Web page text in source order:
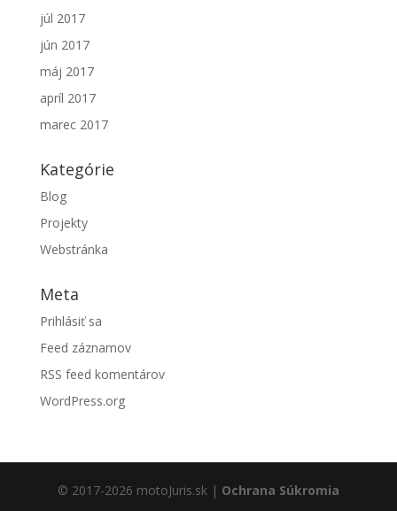
júl 2017
jún 2017
máj 2017
apríl 2017
marec 2017
Kategórie
Blog
Projekty
Webstránka
Meta
Prihlásiť sa
Feed záznamov
RSS feed komentárov
WordPress.org
© 2017-2026 motoJuris.sk | Ochrana Súkromia